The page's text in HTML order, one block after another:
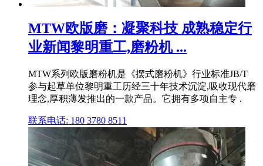
MTW欧版磨：凝聚科技 成熟稳定行
业新闻黎明重工,磨粉机 ...
MTW系列欧版磨粉机是《摆式磨粉机》行业标准JB/T
参与起草单位黎明重工历经三十年技术沉淀,吸收现代磨
理念,厚积薄发推出的一款产品。它拥有多项自主专 .
联系电话: 180 3780 8511